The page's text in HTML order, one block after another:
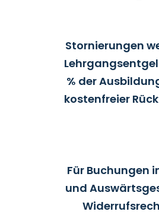
Stornierungen
% der
kostenfreier
Für Buchungen
und